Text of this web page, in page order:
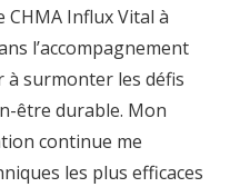
CHMA Influx Vital à
l’accompagnement
surmonter les défis
être durable. Mon
continue me
les plus efficaces